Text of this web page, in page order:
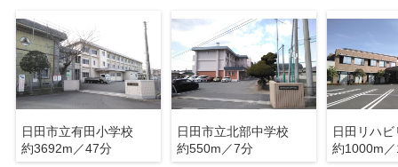
日田市立有田小学校
約3692m／47分
日田市立北部中学校
約550m／7分
約1000m